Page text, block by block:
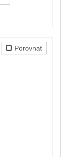
Porovnat